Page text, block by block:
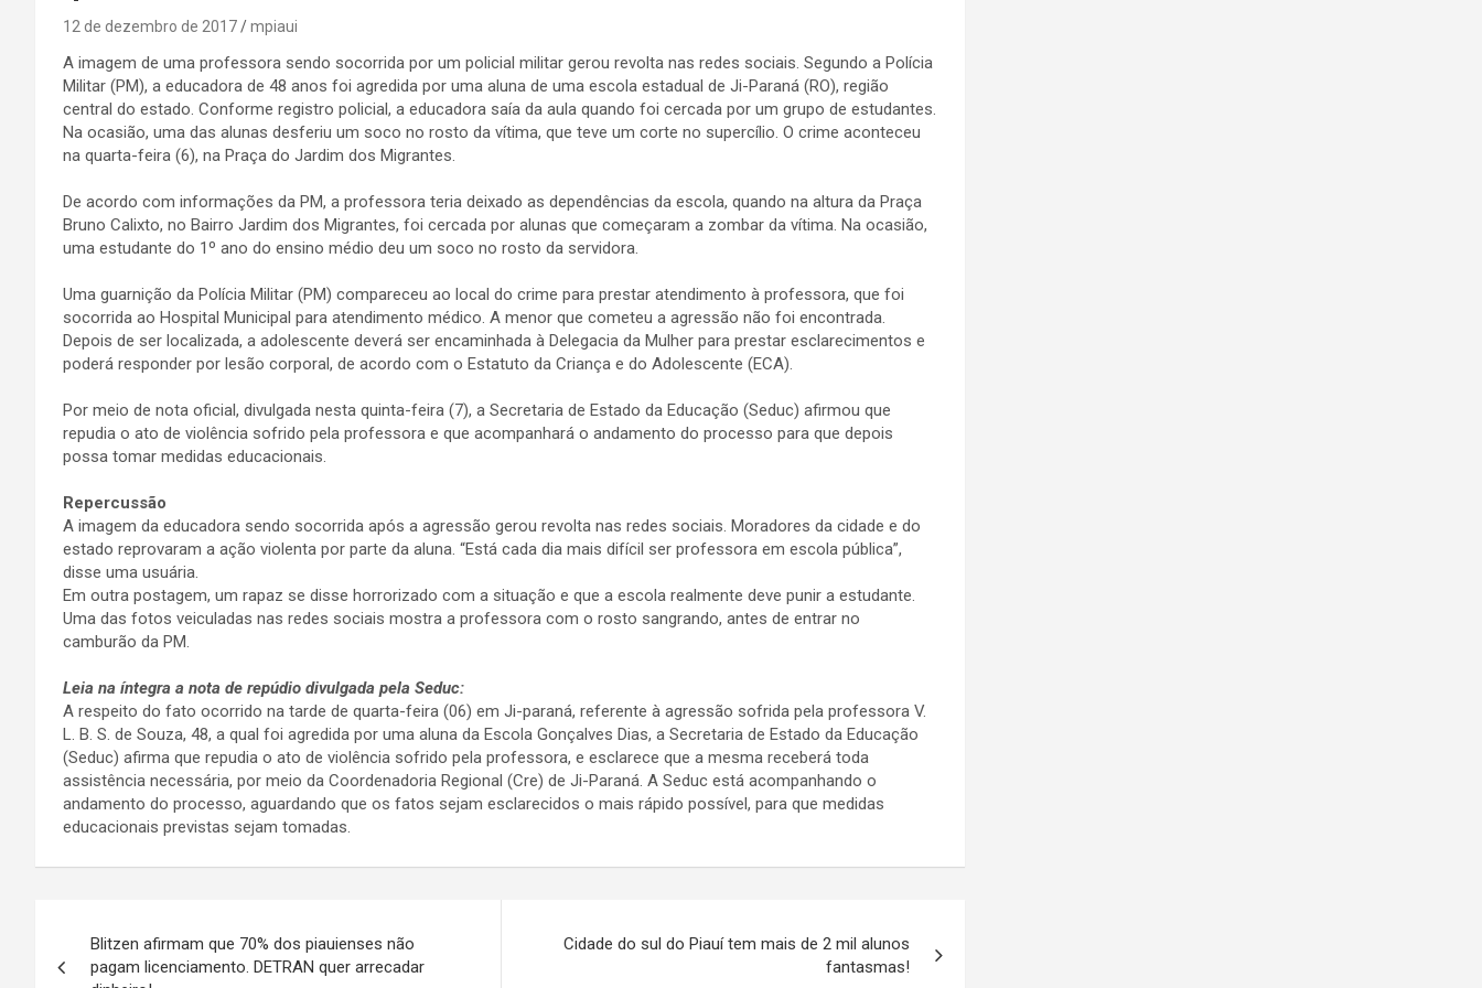
12 de dezembro de 2017 mpiaui
A imagem de uma professora sendo socorrida por um policial militar gerou revolta nas redes sociais. Segundo a Polícia
Militar (PM), a educadora de 48 anos foi agredida por uma aluna de uma escola estadual de Ji-Paraná (RO), região
central do estado. Conforme registro policial, a educadora saía da aula quando foi cercada por um grupo de estudantes.
Na ocasião, uma das alunas desferiu um soco no rosto da vítima, que teve um corte no supercílio. O crime aconteceu
na quarta-feira (6), na Praça do Jardim dos Migrantes.
De acordo com informações da PM, a professora teria deixado as dependências da escola, quando na altura da Praça
Bruno Calixto, no Bairro Jardim dos Migrantes, foi cercada por alunas que começaram a zombar da vítima. Na ocasião,
uma estudante do 1º ano do ensino médio deu um soco no rosto da servidora.
Uma guarnição da Polícia Militar (PM) compareceu ao local do crime para prestar atendimento à professora, que foi
socorrida ao Hospital Municipal para atendimento médico. A menor que cometeu a agressão não foi encontrada.
Depois de ser localizada, a adolescente deverá ser encaminhada à Delegacia da Mulher para prestar esclarecimentos e
poderá responder por lesão corporal, de acordo com o Estatuto da Criança e do Adolescente (ECA).
Por meio de nota oficial, divulgada nesta quinta-feira (7), a Secretaria de Estado da Educação (Seduc) afirmou que
repudia o ato de violência sofrido pela professora e que acompanhará o andamento do processo para que depois
possa tomar medidas educacionais.
Repercussão
A imagem da educadora sendo socorrida após a agressão gerou revolta nas redes sociais. Moradores da cidade e do
estado reprovaram a ação violenta por parte da aluna. “Está cada dia mais difícil ser professora em escola pública”,
disse uma usuária.
Em outra postagem, um rapaz se disse horrorizado com a situação e que a escola realmente deve punir a estudante.
Uma das fotos veiculadas nas redes sociais mostra a professora com o rosto sangrando, antes de entrar no
camburão da PM.
Leia na íntegra a nota de repúdio divulgada pela Seduc:
A respeito do fato ocorrido na tarde de quarta-feira (06) em Ji-paraná, referente à agressão sofrida pela professora V.
L. B. S. de Souza, 48, a qual foi agredida por uma aluna da Escola Gonçalves Dias, a Secretaria de Estado da Educação
(Seduc) afirma que repudia o ato de violência sofrido pela professora, e esclarece que a mesma receberá toda
assistência necessária, por meio da Coordenadoria Regional (Cre) de Ji-Paraná. A Seduc está acompanhando o
andamento do processo, aguardando que os fatos sejam esclarecidos o mais rápido possível, para que medidas
educacionais previstas sejam tomadas.
de
Blitzen afirmam que 70% dos piauienses não
pagam licenciamento. DETRAN quer arrecadar
Cidade do sul do Piauí tem mais de 2 mil alunos
fantasmas!